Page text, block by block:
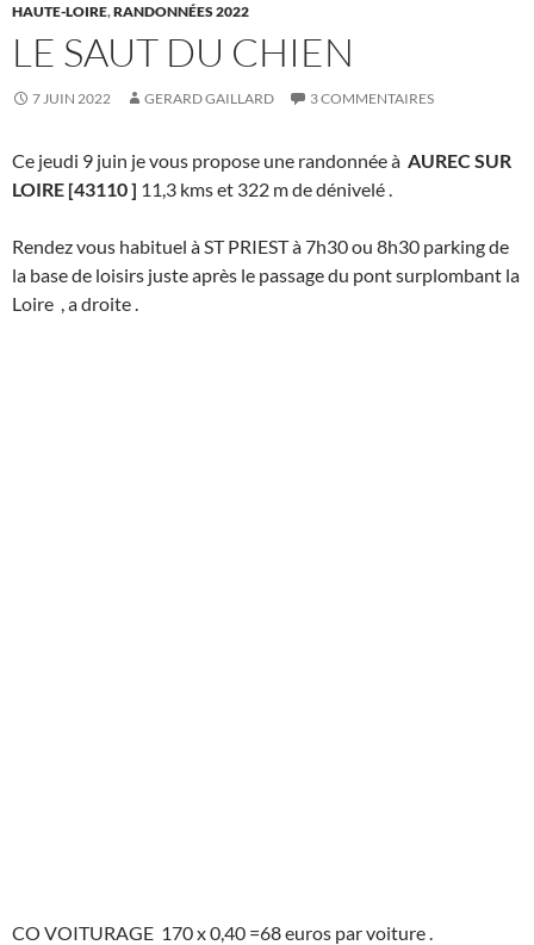
HAUTE-LOIRE,RANDONNÉES 2022
LE SAUT DU CHIEN
7 JUIN 2022 GERARD GAILLARD 3 COMMENTAIRES
Ce jeudi 9 juin je vous propose une randonnée à AUREC SUR
LOIRE [43110 ] 11,3 kms et 322 m de dénivelé .
Rendez vous habituel à ST PRIEST à 7h30 ou 8h30 parking de
la base de loisirs juste après le passage du pont surplombant la
Loire , a droite .
CO VOITURAGE 170 x 0,40 =68 euros par voiture .